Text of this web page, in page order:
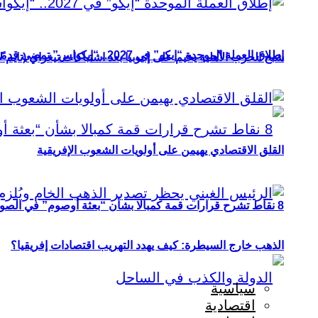
شبح الحرب الأهلية يخيم على إثيوبيا بعد اشتباكات تيغراي (تايم
8 نقاط تشرح قرارات قمة كمبالا بشأن “بعثة أوصوم” في الصومال؟
إطلاق العملة الموحدة “إيكو” في 2027.. “إيكواس” تمضي قدمًا دون انتظار
القلق الاقتصادي يهيمن على أولويات الشعوب الإفريقية
الذهب خارج السيطرة: كيف يهدد التهريب اقتصادات إفريقيا؟
سياسية
اقتصادية